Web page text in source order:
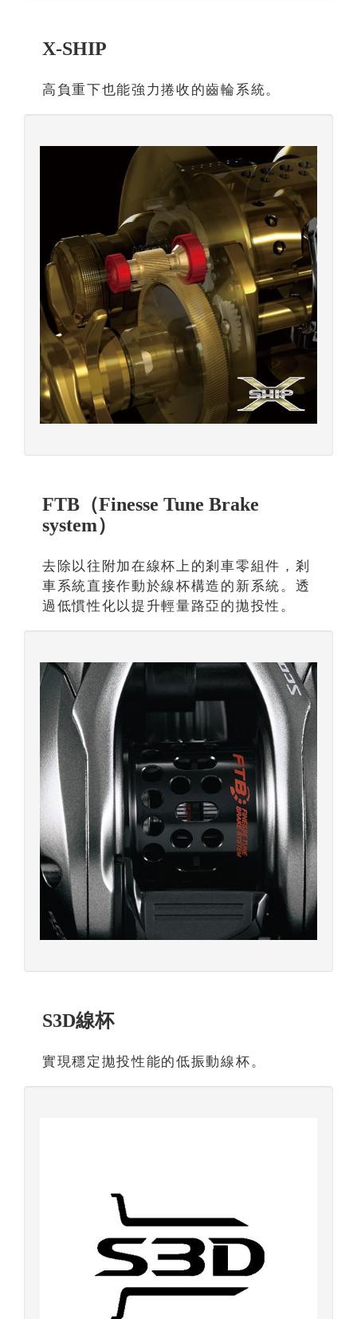
X-SHIP
高負重下也能強力捲收的齒輪系統。
FTB（Finesse Tune Brake
system）
去除以往附加在線杯上的剎車零組件，剎
車系統直接作動於線杯構造的新系統。透
過低慣性化以提升輕量路亞的拋投性。
S3D線杯
實現穩定拋投性能的低振動線杯。